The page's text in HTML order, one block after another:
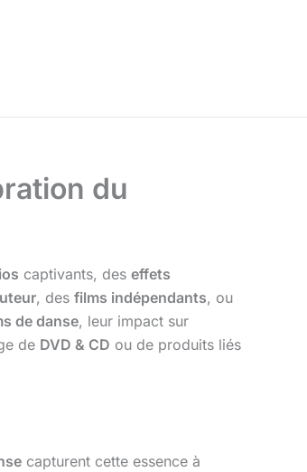
du
captivants, des effets
, des films indépendants, ou
de danse, leur impact sur
de DVD & CD ou de produits liés
capturent cette essence à